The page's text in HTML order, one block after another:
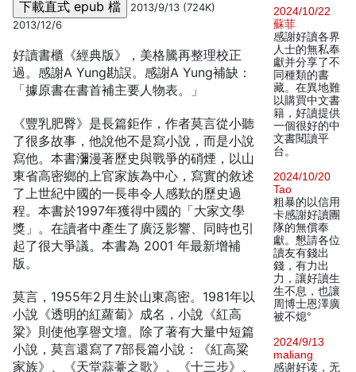
2013/9/13 (724K)
2013/12/6
好讀書櫃《經典版》，美格騰再整理校正
過。感謝A Yung勘誤。感謝A Yung補缺：
「據原書在書首補主要人物表。」
《豐乳肥臀》是長篇鉅作，作者莫言從小聽
了很多故事，他說他不是寫小說，而是小說
寫他。本書瀰漫著歷史與戰爭的硝煙，以山
東省高密鄉的上官家族為中心，寫實的敘述
了上世紀中國的一長串令人感歎的歷史過
程。本書於1997年獲得中國的「大家文學
獎」。在讀者中產生了廣泛影響、同時也引
起了很大爭議。本書為 2001 年最新增補
版。
莫言，1955年2月生於山東高密。1981年以
小說《透明的紅蘿蔔》成名，小說《紅高
粱》則使他享譽文壇。除了著有大量中短篇
小說，莫言還寫了7部長篇小說：《紅高粱
家族》、《天堂蒜薹之歌》、《十三步》、
2024/10/22
蘇菲
感謝好讀各界
人士的無私奉
獻并分享了不
同種類的書
藏。在異地難
以購買中文書
籍，好讀提供
一個很好的中
文書閱讀平
台。
2024/10/20
Tao
粗暴的以信用
卡感謝好讀團
隊的無償奉
獻。懇請各位
讀友有錢出
錢，有力出
力，讓好讀生
生不息，也讓
周博士恩澤廣
被不熄°
2024/9/13
maliang
感谢好读，无